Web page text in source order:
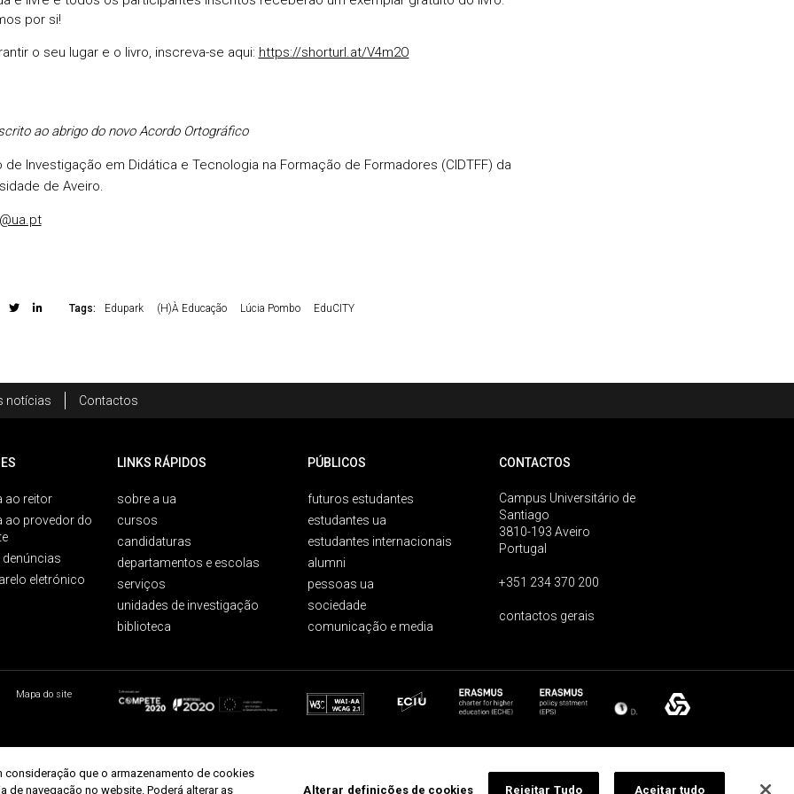
por si!
o seu lugar e o livro, inscreva-se aqui: https://shorturl.at/V4m2O
ao abrigo do novo Acordo Ortográfico
de Investigação em Didática e Tecnologia na Formação de Formadores (CIDTFF) da
de Aveiro.
Tags: Edupark (H)À Educação Lúcia Pombo EduCITY
notícias Contactos
ao reitor
ao provedor do
denúncias
eletrónico
LINKS RÁPIDOS
sobre a ua
cursos
candidaturas
departamentos e escolas
serviços
unidades de investigação
biblioteca
PÚBLICOS
futuros estudantes
estudantes ua
estudantes internacionais
alumni
pessoas ua
sociedade
comunicação e media
CONTACTOS
Campus Universitário de
Santiago
3810-193 Aveiro
Portugal
+351 234 370 200
contactos gerais
Mapa do site
que o armazenamento de cookies
navegação no website. Poderá alterar as
Alterar definições de cookies Rejeitar Tudo Aceitar tudo